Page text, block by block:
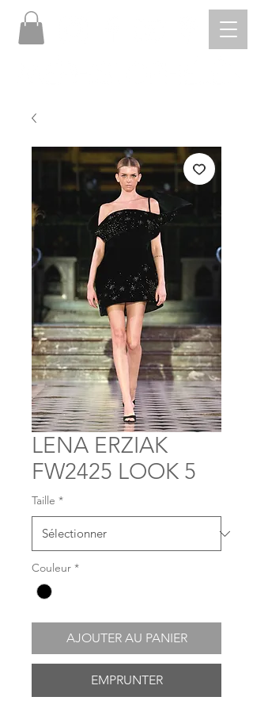
LENA ERZIAK
FW2425 LOOK 5
Taille *
Couleur *
AJOUTER AU PANIER
EMPRUNTER